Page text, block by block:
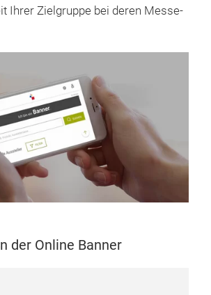
Ihrer Zielgruppe bei deren Messe-
der Online Banner